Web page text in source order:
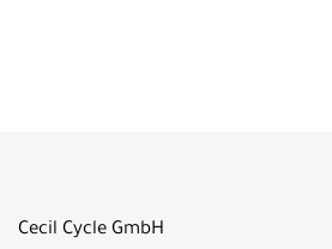
Cecil Cycle GmbH